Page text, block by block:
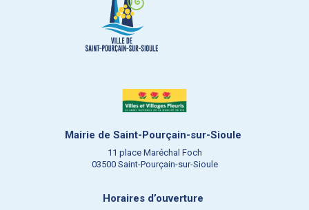
Mairie de Saint-Pourçain-sur-Sioule
11 place Maréchal Foch
03500 Saint-Pourçain-sur-Sioule
Horaires d’ouverture